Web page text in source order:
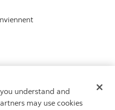
contactez-nous par
understand and
may use cookies